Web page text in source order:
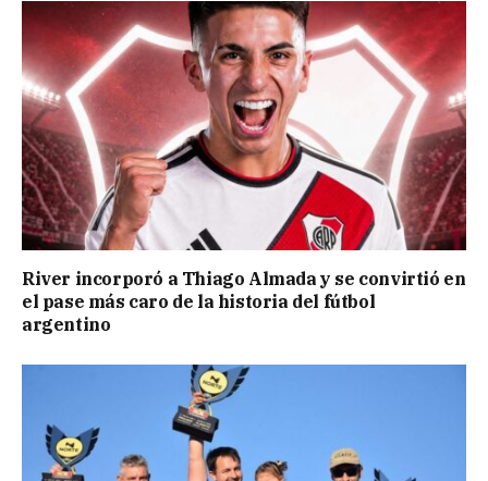
River incorporó a Thiago Almada y se convirtió en
el pase más caro de la historia del fútbol
argentino